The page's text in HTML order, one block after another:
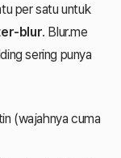
per satu untuk
blur. Blur.me
sering punya
(wajahnya cuma